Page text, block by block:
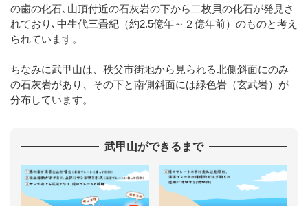
の歯の化石､山頂付近の石灰岩の下から二枚貝の化石が発見さ
れており､中生代三畳紀（約2.5億年～２億年前）のものと考え
られています。
ちなみに武甲山は、秩父市街地から見られる北側斜面にのみ
の石灰岩があり、その下と南側斜面には緑色岩（玄武岩）が
分布しています。
武甲山ができるまで